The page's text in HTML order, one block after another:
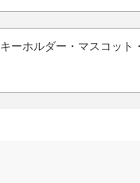
キーホルダー・マスコット